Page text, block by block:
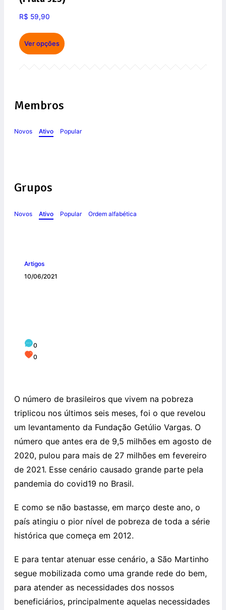
R$ 59,90
Ver opções
Membros
Novos Ativo Popular
Grupos
Novos Ativo Popular Ordem alfabética
Artigos
10/06/2021
0
0
O número de brasileiros que vivem na pobreza
triplicou nos últimos seis meses, foi o que revelou
um levantamento da Fundação Getúlio Vargas. O
número que antes era de 9,5 milhões em agosto de
2020, pulou para mais de 27 milhões em fevereiro
de 2021. Esse cenário causado grande parte pela
pandemia do covid19 no Brasil.
E como se não bastasse, em março deste ano, o
país atingiu o pior nível de pobreza de toda a série
histórica que começa em 2012.
E para tentar atenuar esse cenário, a São Martinho
segue mobilizada como uma grande rede do bem,
para atender as necessidades dos nossos
beneficiários, principalmente aquelas necessidades